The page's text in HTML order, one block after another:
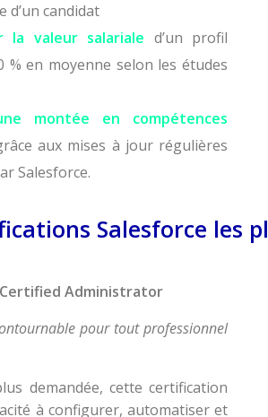
d’un candidat
la valeur salariale d’un profil
% en moyenne selon les études
montée en compétences
aux mises à jour régulières
Salesforce.
Salesforce les
Administrator
pour tout professionnel
demandée, cette certification
à configurer, automatiser et